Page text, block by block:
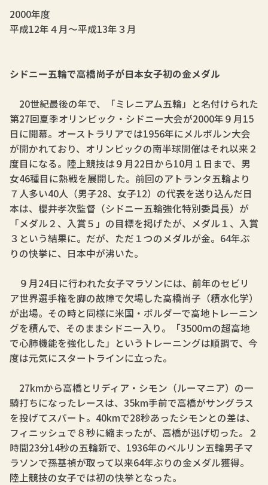
2000年度
平成12年４月～平成13年３月
シドニー五輪で高橋尚子が日本女子初の金メダル
20世紀最後の年で、「ミレニアム五輪」と名付けられた
第27回夏季オリンピック・シドニー大会が2000年９月15
日に開幕。オーストラリアでは1956年にメルボルン大会
が開かれており、オリンピックの南半球開催はそれ以来２
度目になる。陸上競技は９月22日から10月１日まで、男
女46種目に熱戦を展開した。前回のアトランタ五輪より
７人多い40人（男子28、女子12）の代表を送り込んだ日
本は、櫻井孝次監督（シドニー五輪強化特別委員長）が
「メダル２、入賞５」の目標を掲げたが、メダル１、入賞
３という結果に。だが、ただ１つのメダルが金。64年ぶ
りの快挙に、日本中が沸いた。
９月24日に行われた女子マラソンには、前年のセビリ
ア世界選手権を脚の故障で欠場した高橋尚子（積水化学）
が出場。その時と同様に米国・ボルダーで高地トレーニン
グを積んで、そのままシドニー入り。「3500ｍの超高地
で心肺機能を強化した」というトレーニングは順調で、今
度は元気にスタートラインに立った。
27kmから高橋とリディア・シモン（ルーマニア）の一
騎打ちになったレースは、35km手前で高橋がサングラス
を投げてスパート。40kmで28秒あったシモンとの差は、
フィニッシュで８秒に縮まったが、高橋が逃げ切った。２
時間23分14秒の五輪新で、1936年のベルリン五輪男子マ
ラソンで孫基禎が取って以来64年ぶりの金メダル獲得。
陸上競技の女子では初の快挙となった。